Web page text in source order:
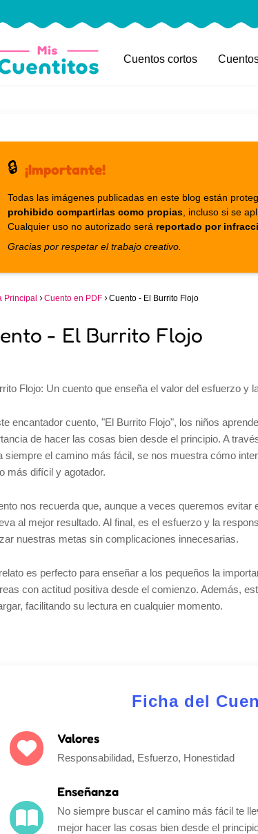
Cuentos cortos
🔒 ¡Importante!
Todas las imágenes publicadas en este blog están
prohibido compartirlas como propias, incluso si se
Cualquier uso no autorizado será reportado por
Gracias por respetar el trabajo creativo.
Principal Cuento en PDF Cuento - El Burrito Flojo
- El Burrito Flojo
Flojo: Un cuento que enseña el valor del esfuerzo y
encantador cuento, "El Burrito Flojo", los niños
de hacer las cosas bien desde el principio. A
siempre el camino más fácil, se nos muestra cómo
más difícil y agotador.
nos recuerda que, aunque a veces queremos
al mejor resultado. Al final, es el esfuerzo y la
nuestras metas sin complicaciones innecesarias.
es perfecto para enseñar a los pequeños la
con actitud positiva desde el comienzo. Además,
facilitando su lectura en cualquier momento.
Ficha del
Valores
Responsabilidad, Esfuerzo, Honestidad
Enseñanza
No siempre buscar el camino más fácil te
mejor hacer las cosas bien desde el